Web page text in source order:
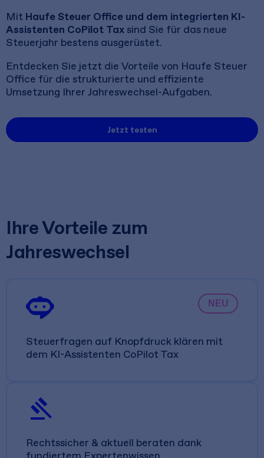
Mit Haufe Steuer Office und dem integrierten KI-
Assistenten CoPilot Taxsind Sie für das neue
Steuerjahr bestens ausgerüstet.
Entdecken Sie jetzt die Vorteile von Haufe Steuer
Office für die strukturierte und effiziente
Umsetzung Ihrer Jahreswechsel-Aufgaben.
Jetzt testen
Ihre Vorteile zum
Jahreswechsel
NEU
Steuerfragen auf Knopfdruck klären mit
dem KI-Assistenten CoPilot Tax
gavel
Rechtssicher & aktuell beraten dank